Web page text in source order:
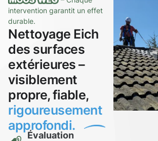
intervention garantit un effet
durable.
Nettoyage Eich
des surfaces
extérieures –
visiblement
propre, fiable,
rigoureusement
approfondi.
Évaluation